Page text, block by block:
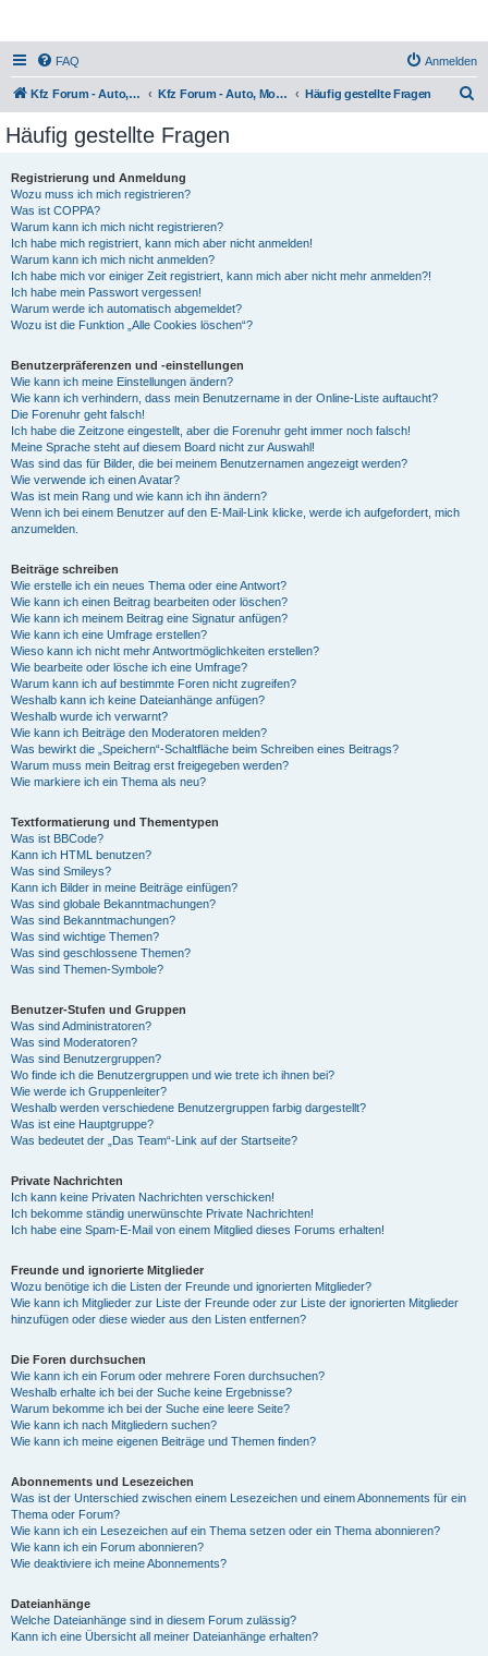
FAQ Anmelden
Kfz Forum - Auto, Motorrad und LKW Kfz Forum - Auto, Motorrad und LKW Häufig gestellte Fragen
Häufig gestellte Fragen
Registrierung und Anmeldung
Wozu muss ich mich registrieren?
Was ist COPPA?
Warum kann ich mich nicht registrieren?
Ich habe mich registriert, kann mich aber nicht anmelden!
Warum kann ich mich nicht anmelden?
Ich habe mich vor einiger Zeit registriert, kann mich aber nicht mehr anmelden?!
Ich habe mein Passwort vergessen!
Warum werde ich automatisch abgemeldet?
Wozu ist die Funktion „Alle Cookies löschen“?
Benutzerpräferenzen und -einstellungen
Wie kann ich meine Einstellungen ändern?
Wie kann ich verhindern, dass mein Benutzername in der Online-Liste auftaucht?
Die Forenuhr geht falsch!
Ich habe die Zeitzone eingestellt, aber die Forenuhr geht immer noch falsch!
Meine Sprache steht auf diesem Board nicht zur Auswahl!
Was sind das für Bilder, die bei meinem Benutzernamen angezeigt werden?
Wie verwende ich einen Avatar?
Was ist mein Rang und wie kann ich ihn ändern?
Wenn ich bei einem Benutzer auf den E-Mail-Link klicke, werde ich aufgefordert, mich
anzumelden.
Beiträge schreiben
Wie erstelle ich ein neues Thema oder eine Antwort?
Wie kann ich einen Beitrag bearbeiten oder löschen?
Wie kann ich meinem Beitrag eine Signatur anfügen?
Wie kann ich eine Umfrage erstellen?
Wieso kann ich nicht mehr Antwortmöglichkeiten erstellen?
Wie bearbeite oder lösche ich eine Umfrage?
Warum kann ich auf bestimmte Foren nicht zugreifen?
Weshalb kann ich keine Dateianhänge anfügen?
Weshalb wurde ich verwarnt?
Wie kann ich Beiträge den Moderatoren melden?
Was bewirkt die „Speichern“-Schaltfläche beim Schreiben eines Beitrags?
Warum muss mein Beitrag erst freigegeben werden?
Wie markiere ich ein Thema als neu?
Textformatierung und Thementypen
Was ist BBCode?
Kann ich HTML benutzen?
Was sind Smileys?
Kann ich Bilder in meine Beiträge einfügen?
Was sind globale Bekanntmachungen?
Was sind Bekanntmachungen?
Was sind wichtige Themen?
Was sind geschlossene Themen?
Was sind Themen-Symbole?
Benutzer-Stufen und Gruppen
Was sind Administratoren?
Was sind Moderatoren?
Was sind Benutzergruppen?
Wo finde ich die Benutzergruppen und wie trete ich ihnen bei?
Wie werde ich Gruppenleiter?
Weshalb werden verschiedene Benutzergruppen farbig dargestellt?
Was ist eine Hauptgruppe?
Was bedeutet der „Das Team“-Link auf der Startseite?
Private Nachrichten
Ich kann keine Privaten Nachrichten verschicken!
Ich bekomme ständig unerwünschte Private Nachrichten!
Ich habe eine Spam-E-Mail von einem Mitglied dieses Forums erhalten!
Freunde und ignorierte Mitglieder
Wozu benötige ich die Listen der Freunde und ignorierten Mitglieder?
Wie kann ich Mitglieder zur Liste der Freunde oder zur Liste der ignorierten Mitglieder
hinzufügen oder diese wieder aus den Listen entfernen?
Die Foren durchsuchen
Wie kann ich ein Forum oder mehrere Foren durchsuchen?
Weshalb erhalte ich bei der Suche keine Ergebnisse?
Warum bekomme ich bei der Suche eine leere Seite?
Wie kann ich nach Mitgliedern suchen?
Wie kann ich meine eigenen Beiträge und Themen finden?
Abonnements und Lesezeichen
Was ist der Unterschied zwischen einem Lesezeichen und einem Abonnements für ein
Thema oder Forum?
Wie kann ich ein Lesezeichen auf ein Thema setzen oder ein Thema abonnieren?
Wie kann ich ein Forum abonnieren?
Wie deaktiviere ich meine Abonnements?
Dateianhänge
Welche Dateianhänge sind in diesem Forum zulässig?
Kann ich eine Übersicht all meiner Dateianhänge erhalten?